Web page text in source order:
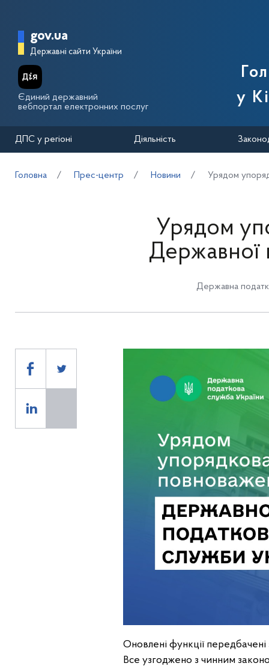
Головна сторінка Державної
gov.ua
Державні сайти України
Єдиний державний
вебпортал електронних послуг
у
ДПС у регіоні Діяльність
Головна Прес-центр Новини Урядом
Урядом
Державної
Державна
Оновлені функції
Все узгоджено з чинним